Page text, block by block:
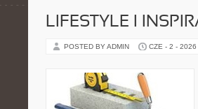
LIFESTYLE I
POSTED BY ADMIN CZE - 2 - 2026